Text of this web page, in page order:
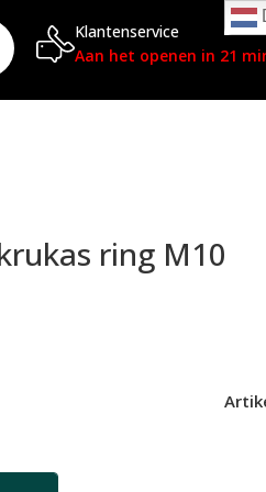
Klantenservice
Aan het openen in 21
ring M10